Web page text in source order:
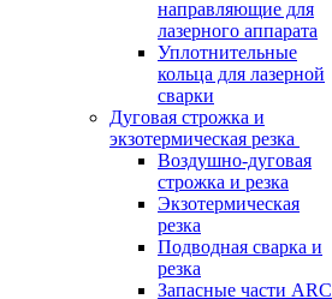
направляющие для
лазерного аппарата
Уплотнительные
кольца для лазерной
сварки
Дуговая строжка и
экзотермическая резка
Воздушно-дуговая
строжка и резка
Экзотермическая
резка
Подводная сварка и
резка
Запасные части ARC